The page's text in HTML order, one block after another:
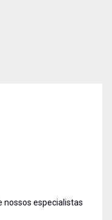
nossos especialistas